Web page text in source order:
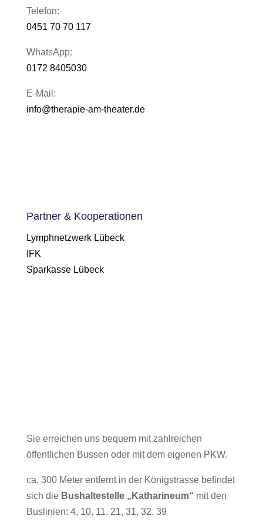
Telefon:
0451 70 70 117
WhatsApp:
0172 8405030
E-Mail:
info@therapie-am-theater.de
Partner & Kooperationen
Lymphnetzwerk Lübeck
IFK
Sparkasse Lübeck
Sie erreichen uns bequem mit zahlreichen
öffentlichen Bussen oder mit dem eigenen PKW.
ca. 300 Meter entfernt in der Königstrasse befindet
sich die Bushaltestelle „Katharineum“ mit den
Buslinien: 4, 10, 11, 21, 31, 32, 39